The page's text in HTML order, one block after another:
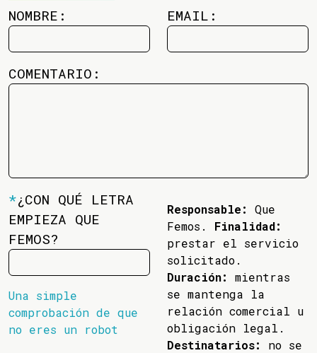
NOMBRE: EMAIL:
COMENTARIO:
*¿CON QUÉ LETRA
EMPIEZA QUE
FEMOS?
Una simple
comprobación de que
no eres un robot
Responsable:
Que
Femos. Finalidad:
prestar el servicio
solicitado.
Duración:
mientras
se mantenga la
relación comercial u
obligación legal.
Destinatarios:
no se